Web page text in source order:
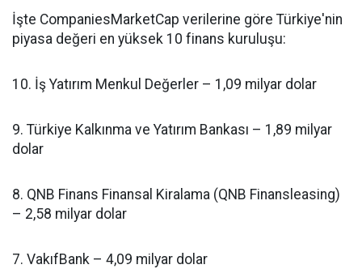
İşte CompaniesMarketCap verilerine göre Türkiye'nin
piyasa değeri en yüksek 10 finans kuruluşu:
10. İş Yatırım Menkul Değerler – 1,09 milyar dolar
9. Türkiye Kalkınma ve Yatırım Bankası – 1,89 milyar
dolar
8. QNB Finans Finansal Kiralama (QNB Finansleasing)
– 2,58 milyar dolar
7. VakıfBank – 4,09 milyar dolar